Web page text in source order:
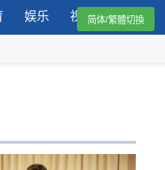
娱乐 视频简体/繁體切換